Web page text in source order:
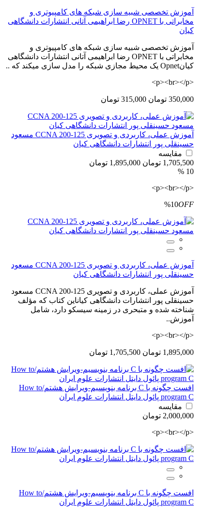
آموزش تخصصی شبیه سازی شبکه های کامپیوتری و
مخابراتی با OPNET رضا ابراهیمی آتانی انتشارات دانشگاهی
کیان
آموزش تخصصی شبیه سازی شبکه های کامپیوتری و
مخابراتی با OPNET رضا ابراهیمی آتانی انتشارات دانشگاهی
کیانOpnet یک محیط مجازی شبکه را مدل سازی میکند که ..
<p><br></p>
350,000 تومان 315,000 تومان
آموزش عملی، کاربردی و تصویری CCNA 200-125 مسعود
حسینقلی پور انتشارات دانشگاهی کیان
مقایسه
1,705,500 تومان
1,895,000 تومان
10 %
<p><br></p>
%10OFF
آموزش عملی، کاربردی و تصویری CCNA 200-125 مسعود
حسینقلی پور انتشارات دانشگاهی کیان
آموزش عملی، کاربردی و تصویری CCNA 200-125 مسعود
حسینقلی پور انتشارات دانشگاهی کیاناین کتاب که مؤلف
شناخته شده و متبحری در زمینه سیسکو دارد، شامل
آموزش..
<p><br></p>
1,895,000 تومان 1,705,500 تومان
افست چگونه با C برنامه بنویسیم-ویرایش هشتم/How to
program C پائول دایتل انتشارات علوم ایران
مقایسه
2,000,000 تومان
<p><br></p>
افست چگونه با C برنامه بنویسیم-ویرایش هشتم/How to
program C پائول دایتل انتشارات علوم ایران